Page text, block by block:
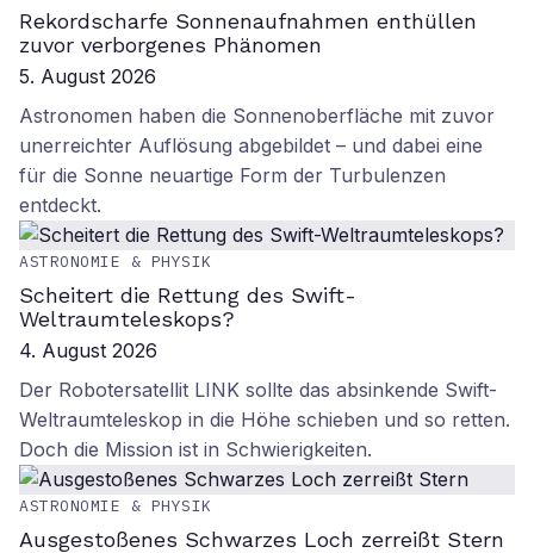
Rekordscharfe Sonnenaufnahmen enthüllen
zuvor verborgenes Phänomen
5. August 2026
Astronomen haben die Sonnenoberfläche mit zuvor
unerreichter Auflösung abgebildet – und dabei eine
für die Sonne neuartige Form der Turbulenzen
entdeckt.
ASTRONOMIE & PHYSIK
Scheitert die Rettung des Swift-
Weltraumteleskops?
4. August 2026
Der Robotersatellit LINK sollte das absinkende Swift-
Weltraumteleskop in die Höhe schieben und so retten.
Doch die Mission ist in Schwierigkeiten.
ASTRONOMIE & PHYSIK
Ausgestoßenes Schwarzes Loch zerreißt Stern